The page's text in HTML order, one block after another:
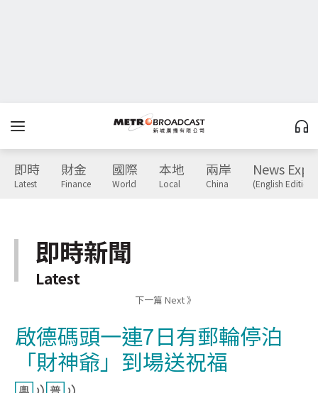
即時
Latest
財金
Finance
國際
World
本地
Local
兩岸
China
News
(English Edition)
即時新聞
Latest
下一篇 Next 》
啟德碼頭一連7日有郵輪停泊
「財神爺」到場送祝福